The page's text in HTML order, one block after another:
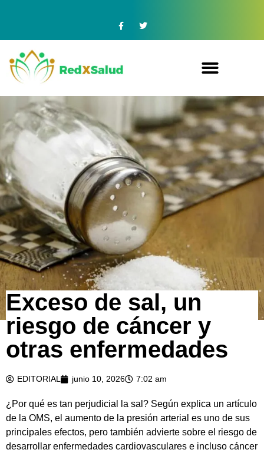
Exceso de sal, un
riesgo de cáncer y
otras enfermedades
EDITORIAL junio 10, 2026 7:02 am
¿Por qué es tan perjudicial la sal? Según explica un artículo
de la OMS, el aumento de la presión arterial es uno de sus
principales efectos, pero también advierte sobre el riesgo de
desarrollar enfermedades cardiovasculares e incluso cáncer